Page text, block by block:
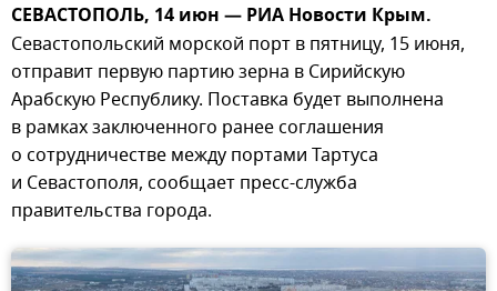
СЕВАСТОПОЛЬ, 14 июн — РИА Новости Крым.
Севастопольский морской порт в пятницу, 15 июня,
отправит первую партию зерна в Сирийскую
Арабскую Республику. Поставка будет выполнена
в рамках заключенного ранее соглашения
о сотрудничестве между портами Тартуса
и Севастополя, сообщает пресс-служба
правительства города.